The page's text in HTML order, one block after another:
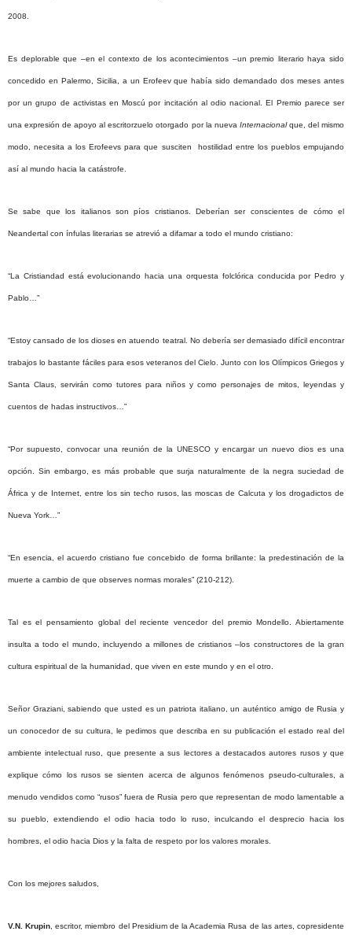
2008.
Es deplorable que –en el contexto de los acontecimientos –un premio literario haya sido
concedido en Palermo, Sicilia, a un Erofeev que había sido demandado dos meses antes
por un grupo de activistas en Moscú por incitación al odio nacional. El Premio parece ser
una expresión de apoyo al escritorzuelo otorgado por la nueva Internacionalque, del mismo
modo, necesita a los Erofeevs para que susciten hostilidad entre los pueblos empujando
así al mundo hacia la catástrofe.
Se sabe que los italianos son píos cristianos. Deberían ser conscientes de cómo el
Neandertal con ínfulas literarias se atrevió a difamar a todo el mundo cristiano:
“La Cristiandad está evolucionando hacia una orquesta folclórica conducida por Pedro y
Pablo…”
“Estoy cansado de los dioses en atuendo teatral. No debería ser demasiado difícil encontrar
trabajos lo bastante fáciles para esos veteranos del Cielo. Junto con los Olímpicos Griegos y
Santa Claus, servirán como tutores para niños y como personajes de mitos, leyendas y
cuentos de hadas instructivos…”
“Por supuesto, convocar una reunión de la UNESCO y encargar un nuevo dios es una
opción. Sin embargo, es más probable que surja naturalmente de la negra suciedad de
África y de Internet, entre los sin techo rusos, las moscas de Calcuta y los drogadictos de
Nueva York…”
“En esencia, el acuerdo cristiano fue concebido de forma brillante: la predestinación de la
muerte a cambio de que observes normas morales” (210-212).
Tal es el pensamiento global del reciente vencedor del premio Mondello. Abiertamente
insulta a todo el mundo, incluyendo a millones de cristianos –los constructores de la gran
cultura espiritual de la humanidad, que viven en este mundo y en el otro.
Señor Graziani, sabiendo que usted es un patriota italiano, un auténtico amigo de Rusia y
un conocedor de su cultura, le pedimos que describa en su publicación el estado real del
ambiente intelectual ruso, que presente a sus lectores a destacados autores rusos y que
explique cómo los rusos se sienten acerca de algunos fenómenos pseudo-culturales, a
menudo vendidos como “rusos” fuera de Rusia pero que representan de modo lamentable a
su pueblo, extendiendo el odio hacia todo lo ruso, inculcando el desprecio hacia los
hombres, el odio hacia Dios y la falta de respeto por los valores morales.
Con los mejores saludos,
V.N. Krupin , escritor, miembro del Presidium de la Academia Rusa de las artes, copresidente